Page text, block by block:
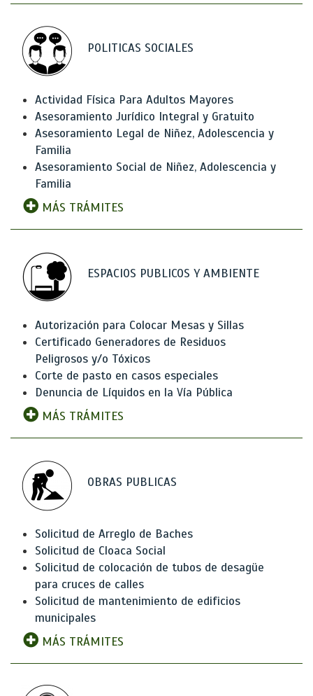
POLITICAS SOCIALES
Actividad Física Para Adultos Mayores
Asesoramiento Jurídico Integral y Gratuito
Asesoramiento Legal de Niñez, Adolescencia y
Familia
Asesoramiento Social de Niñez, Adolescencia y
Familia
MÁS TRÁMITES
ESPACIOS PUBLICOS Y AMBIENTE
Autorización para Colocar Mesas y Sillas
Certificado Generadores de Residuos
Peligrosos y/o Tóxicos
Corte de pasto en casos especiales
Denuncia de Líquidos en la Vía Pública
MÁS TRÁMITES
OBRAS PUBLICAS
Solicitud de Arreglo de Baches
Solicitud de Cloaca Social
Solicitud de colocación de tubos de desagüe
para cruces de calles
Solicitud de mantenimiento de edificios
municipales
MÁS TRÁMITES